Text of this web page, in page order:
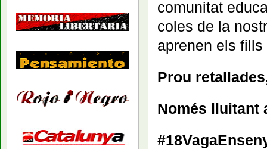
comunitat
coles de la
aprenen els
Prou
Només lluitant